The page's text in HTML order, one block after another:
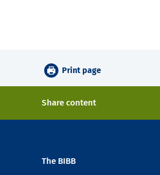
Print page
Share content
The BIBB